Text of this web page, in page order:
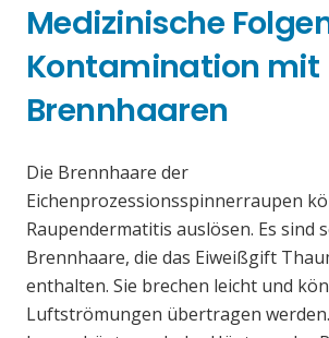
Medizinische
Kontamination mit
Brennhaaren
Die Brennhaare der
Eichenprozessionsspinnerraupen
Raupendermatitis auslösen. Es sind
Brennhaare, die das Eiweißgift
enthalten. Sie brechen leicht und
Luftströmungen übertragen